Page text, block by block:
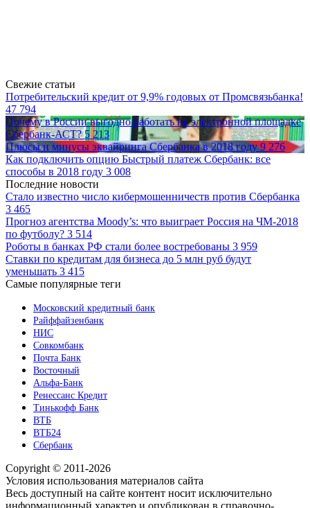
Свежие статьи
Потребительский кредит от 9,9% годовых от Промсвязьбанка!
47 794
Почему в России выгодно работать на электронной площадке
Сбербанк-АСТ?5 213
Плюсы и минусы эквайринга Сбербанка в 2018 году9 276
Как подключить опцию Быстрый платеж Сбербанк: все
способы в 2018 году 3 008
Последние новости
Стало известно число кибермошенничеств против Сбербанка
3 465
Прогноз агентства Moody’s: что выиграет Россия на ЧМ-2018
по футболу? 3 514
Роботы в банках РФ стали более востребованы 3 959
Ставки по кредитам для бизнеса до 5 млн руб будут
уменьшать 3 415
Самые популярные теги
Московский кредитный банк
Райффайзенбанк
НИС
Совкомбанк
Почта Банк
Восточный
Альфа-Банк
Ренессанс Кредит
Тинькофф Банк
ВТБ
ВТБ24
Сбербанк
Copyright © 2011-2026
Условия использования материалов сайта
Весь доступный на сайте контент носит исключительно
информационный характер и опубликован в справочно-